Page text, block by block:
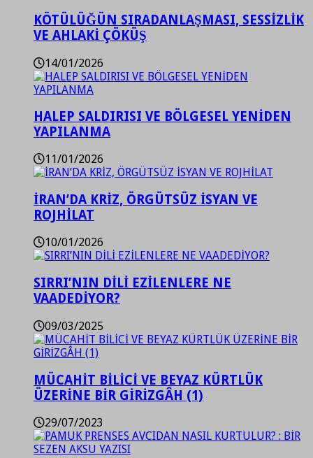
KÖTÜLÜĞÜN SIRADANLAŞMASI, SESSİZLİK
VE AHLAKİ ÇÖKÜŞ
14/01/2026
HALEP SALDIRISI VE BÖLGESEL YENİDEN
YAPILANMA
11/01/2026
İRAN’DA KRİZ, ÖRGÜTSÜZ İSYAN VE
ROJHİLAT
10/01/2026
SIRRI’NIN DİLİ EZİLENLERE NE
VAADEDİYOR?
09/03/2025
MÜCAHİT BİLİCİ VE BEYAZ KÜRTLÜK
ÜZERİNE BİR GİRİZGÂH (1)
29/07/2023